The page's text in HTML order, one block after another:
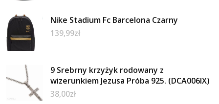
Nike Stadium Fc Barcelona Czarny
139,99zł
9 Srebrny krzyżyk rodowany z
wizerunkiem Jezusa Próba 925. (DCA006IX)
38,00zł